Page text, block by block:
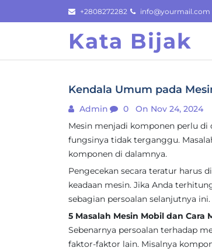
to
+2808272282 info@yourmail.com
Kata Bijak
Kendala Umum pada
Admin 0
On Nov 24, 2024
Mesin menjadi komponen perlu di
fungsinya tidak terganggu.
komponen di dalamnya.
Pengecekan secara teratur harus
keadaan mesin. Jika Anda
sebagian persoalan selanjutnya ini.
5 Masalah Mesin Mobil dan Cara
Sebenarnya persoalan terhadap
faktor-faktor lain. Misalnya